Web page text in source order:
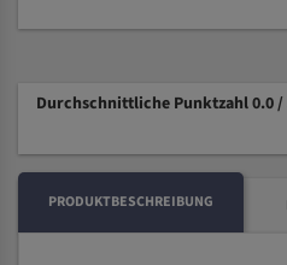
Durchschnittliche Punktzahl 0.0 /
PRODUKTBESCHREIBUNG